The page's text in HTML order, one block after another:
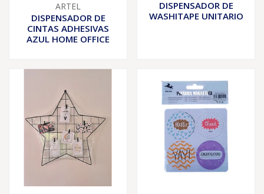
ARTEL
DISPENSADOR DE
CINTAS ADHESIVAS
AZUL HOME OFFICE
DISPENSADOR DE
WASHITAPE UNITARIO